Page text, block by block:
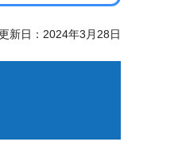
新日：2024年3月28日